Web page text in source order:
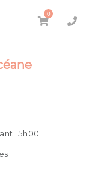
0
15h00